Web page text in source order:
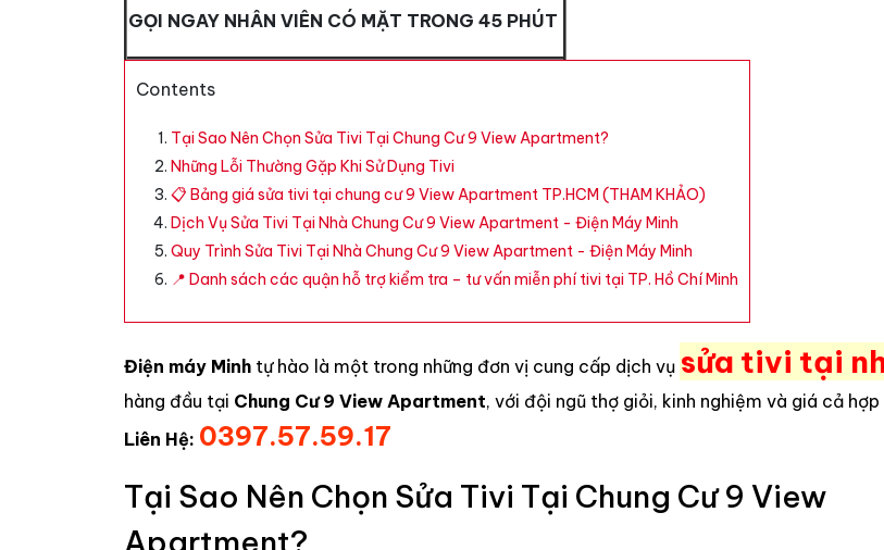
GỌI NGAY NHÂN VIÊN CÓ MẶT TRONG 45 PHÚT
Contents
Tại Sao Nên Chọn Sửa Tivi Tại Chung Cư 9 View Apartment?
Những Lỗi Thường Gặp Khi Sử Dụng Tivi
📋 Bảng giá sửa tivi tại chung cư 9 View Apartment TP.HCM (THAM KHẢO)
Dịch Vụ Sửa Tivi Tại Nhà Chung Cư 9 View Apartment - Điện Máy Minh
Quy Trình Sửa Tivi Tại Nhà Chung Cư 9 View Apartment - Điện Máy Minh
📍 Danh sách các quận hỗ trợ kiểm tra – tư vấn miễn phí tivi tại TP. Hồ Chí Minh
Điện máy Minh tự hào là một trong những đơn vị cung cấp dịch vụ sửa tivi tại
hàng đầu tại Chung Cư 9 View Apartment, với đội ngũ thợ giỏi, kinh nghiệm và giá cả hợp
Liên Hệ: 0397.57.59.17
Tại Sao Nên Chọn Sửa Tivi Tại Chung Cư 9 View
Apartment?